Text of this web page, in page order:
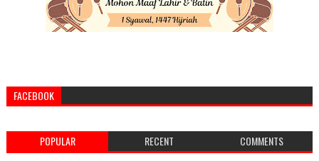
FACEBOOK
POPULAR RECENT COMMENTS